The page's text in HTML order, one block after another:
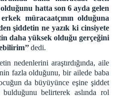
hatta son 6 ayda gelen
müracaatçının olduğuna
şiddetin ne yazık ki cinsiyete
daha yüksek olduğu gerçeğini
dedi.
nedenlerini araştırdığında, aile
fazla olduğunu, bir ailede baba
da büyüyünce eşine şiddet
bulduğunu belirterek aslında rol